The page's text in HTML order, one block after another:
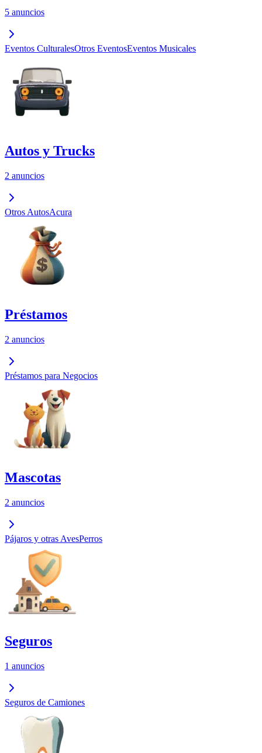
5 anuncios
Eventos CulturalesOtros EventosEventos Musicales
Autos y Trucks
2 anuncios
Otros AutosAcura
Préstamos
2 anuncios
Préstamos para Negocios
Mascotas
2 anuncios
Pájaros y otras AvesPerros
Seguros
1 anuncios
Seguros de Camiones